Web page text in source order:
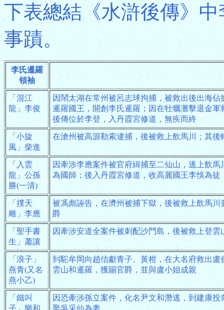
下表總結《水滸後傳》
事蹟。
李氏暹羅
領袖
「混江
龍」李俊
因鬧太湖在常州被呂志球拘捕，被救出後出海
暹羅國王，開創李氏暹羅；因在牡犡灘擊退金
後傳位於李登，入丹霞宮修道，無疾而終
「小旋
風」柴進
在滄州被高源勒索逮捕，後被救上飲馬川；其
「入雲
龍」公孫
勝(一清)
因牽涉李應案件被官府緝捕至二仙山，逃上飲
為國師；後入丹霞宮修道，收高麗國王李悞為徒
「撲天
雕」李應
被馮彪誣告，在濟州被捕下獄，後被救上飲馬
爵
「聖手書
生」蕭讓
因牽涉安道全案件被刺配沙門島，後被救上登
「浪子」
燕青(又名
燕小乙)
到駝牟岡向趙佶獻青子、黃柑，在大名府救出
雲山和暹羅，獲賜官爵，並與盧小姐成親
「鐵叫
子」樂和
因恐牽涉孫立案件，化名尹文和潛逃，到建康
娶吳采仙為妻